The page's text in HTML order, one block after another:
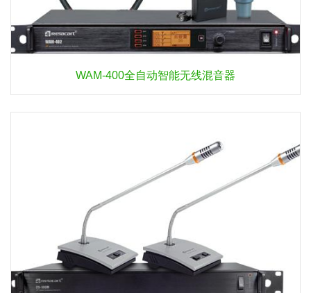
WAM-400全自动智能无线混音器